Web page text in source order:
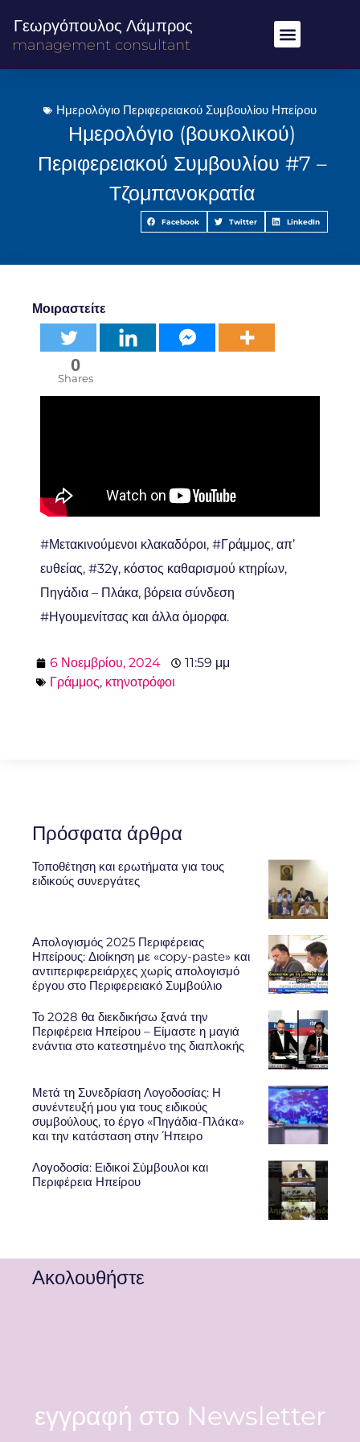
Γεωργόπουλος Λάμπρος
management consultant
Ημερολόγιο Περιφερειακού Συμβουλίου Ηπείρου
Ημερολόγιο (βουκολικού)
Περιφερειακού Συμβουλίου #7 –
Τζομπανοκρατία
Facebook Twitter LinkedIn
Μοιραστείτε
0
Shares
#Μετακινούμενοι κλακαδόροι, #Γράμμος, απ’
ευθείας, #32γ, κόστος καθαρισμού κτηρίων,
Πηγάδια – Πλάκα, βόρεια σύνδεση
#Ηγουμενίτσας και άλλα όμορφα.
6 Νοεμβρίου, 2024
11:59 μμ
Γράμμος, κτηνοτρόφοι
Πρόσφατα άρθρα
Τοποθέτηση και ερωτήματα για τους
ειδικούς συνεργάτες
Απολογισμός 2025 Περιφέρειας
Ηπείρους: Διοίκηση με «copy-paste» και
αντιπεριφερειάρχες χωρίς απολογισμό
έργου στο Περιφερειακό Συμβούλιο
Το 2028 θα διεκδικήσω ξανά την
Περιφέρεια Ηπείρου – Είμαστε η μαγιά
ενάντια στο κατεστημένο της διαπλοκής
Μετά τη Συνεδρίαση Λογοδοσίας: Η
συνέντευξή μου για τους ειδικούς
συμβούλους, το έργο «Πηγάδια-Πλάκα»
και την κατάσταση στην Ήπειρο
Λογοδοσία: Ειδικοί Σύμβουλοι και
Περιφέρεια Ηπείρου
Ακολουθήστε
εγγραφή στο Newsletter